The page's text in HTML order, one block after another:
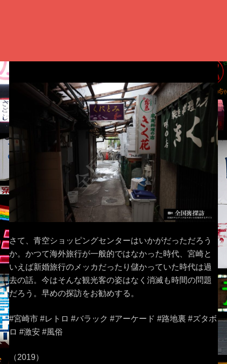
さて、青空ショッピングセンターはいかがだっただろう
か。かつて海外旅行が一般的ではなかった時代、宮崎と
いえば新婚旅行のメッカだったり儲かっていた時代は過
去の話。今はそんな観光客の姿はなく消滅も時間の問題
だろう。早めの探訪をお勧めする。
#宮崎市 #レトロ #バラック #アーケード #路地裏 #ズタボ
ロ #激安 #風俗
（2019）